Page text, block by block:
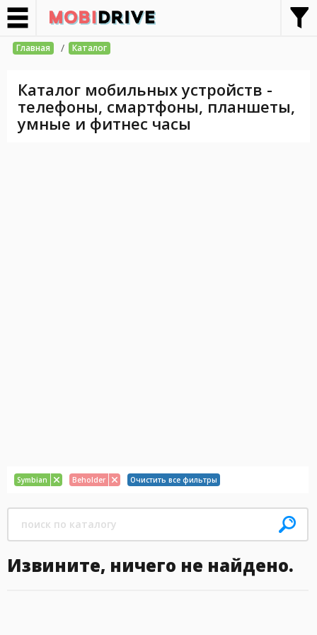
Главная / Каталог
Каталог мобильных устройств -
телефоны, смартфоны, планшеты,
умные и фитнес часы
Symbian Beholder Очистить все фильтры
Извините, ничего не найдено.